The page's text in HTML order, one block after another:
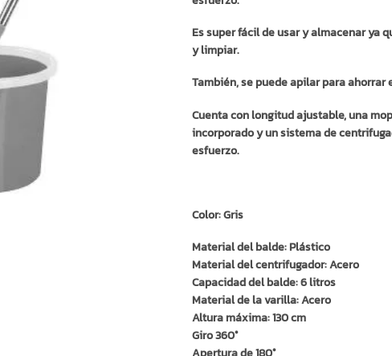
Es super fácil de usar y almacenar ya
y limpiar.
También, se puede apilar para ahorrar
Cuenta con longitud ajustable, una
incorporado y un sistema de
esfuerzo.
Color: Gris
Material del balde: Plástico
Material del centrifugador: Acero
Capacidad del balde: 6 litros
Material de la varilla: Acero
Altura máxima: 130 cm
Giro 360°